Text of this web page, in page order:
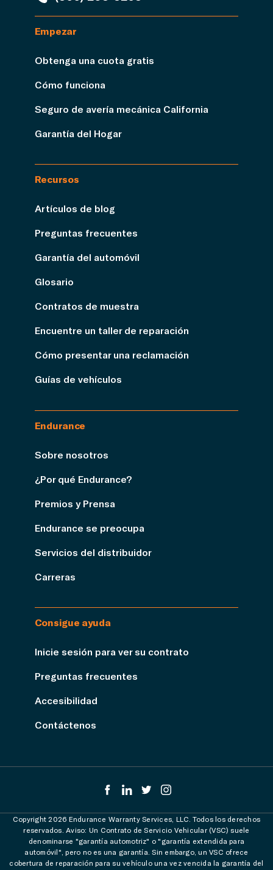
Empezar
Obtenga una cuota gratis
Cómo funciona
Seguro de avería mecánica California
Garantía del Hogar
Recursos
Artículos de blog
Preguntas frecuentes
Garantía del automóvil
Glosario
Contratos de muestra
Encuentre un taller de reparación
Cómo presentar una reclamación
Guías de vehículos
Endurance
Sobre nosotros
¿Por qué Endurance?
Premios y Prensa
Endurance se preocupa
Servicios del distribuidor
Carreras
Consigue ayuda
Inicie sesión para ver su contrato
Preguntas frecuentes
Accesibilidad
Contáctenos
Copyright 2026 Endurance Warranty Services, LLC. Todos los derechos
reservados. Aviso: Un Contrato de Servicio Vehicular (VSC) suele
denominarse "garantía automotriz" o "garantía extendida para
automóvil", pero no es una garantía. Sin embargo, un VSC ofrece
cobertura de reparación para su vehículo una vez vencida la garantía del